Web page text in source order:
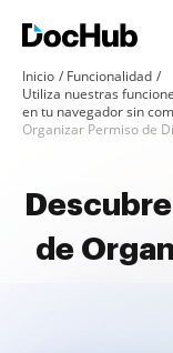
Inicio
Funcionalidad
Utiliza nuestras
en tu navegador sin
Organizar Permiso de
de